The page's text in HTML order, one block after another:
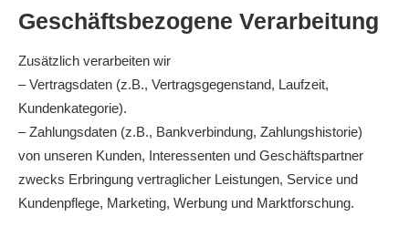
Geschäftsbezogene Verarbeitung
Zusätzlich verarbeiten wir
– Vertragsdaten (z.B., Vertragsgegenstand, Laufzeit,
Kundenkategorie).
– Zahlungsdaten (z.B., Bankverbindung, Zahlungshistorie)
von unseren Kunden, Interessenten und Geschäftspartner
zwecks Erbringung vertraglicher Leistungen, Service und
Kundenpflege, Marketing, Werbung und Marktforschung.